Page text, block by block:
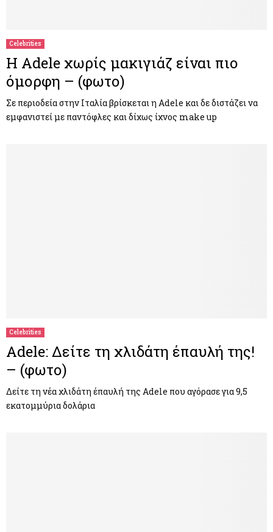
Celebrities
Η Adele χωρίς μακιγιάζ είναι πιο
όμορφη – (φωτο)
Σε περιοδεία στην Ιταλία βρίσκεται η Adele και δε διστάζει να
εμφανιστεί με παντόφλες και δίχως ίχνος make up
Celebrities
Adele: Δείτε τη χλιδάτη έπαυλή της!
– (φωτο)
Δείτε τη νέα χλιδάτη έπαυλή της Adele που αγόρασε για 9,5
εκατομμύρια δολάρια